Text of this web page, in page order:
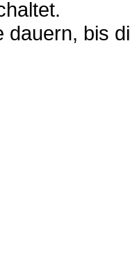
dauern, bis